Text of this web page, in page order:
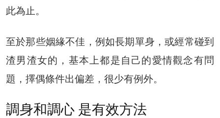
此為止。
至於那些姻緣不佳，例如長期單身，或經常碰到
渣男渣女的，基本上都是自己的愛情觀念有問
題，擇偶條件出偏差，很少有例外。
調身和調心 是有效方法